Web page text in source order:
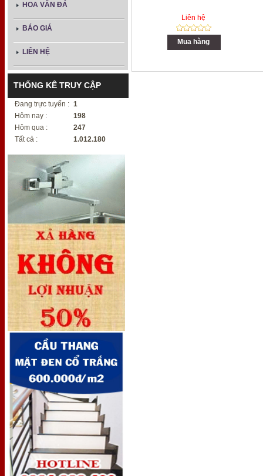
HOA VĂN ĐÁ
BÁO GIÁ
LIÊN HỆ
THỐNG KÊ TRUY CẬP
Đang trực tuyến : 1
Hôm nay :
198
Hôm qua :
247
Tất cả :
1.012.180
Liên hệ
Mua hàng